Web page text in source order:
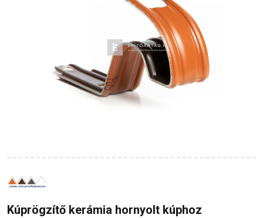
Kúprögzítő kerámia hornyolt kúphoz